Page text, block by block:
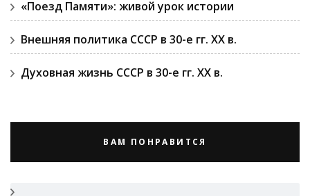
«Поезд Памяти»: живой урок истории
Внешняя политика СССР в 30-е гг. ХХ в.
Духовная жизнь СССР в 30-е гг. ХХ в.
ВАМ ПОНРАВИТСЯ